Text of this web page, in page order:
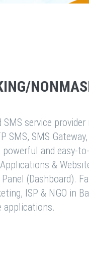
SMS service
SMS, SMS Gateway,
and easy-
&
(Dashboard).
ISP & NGO in
applications.